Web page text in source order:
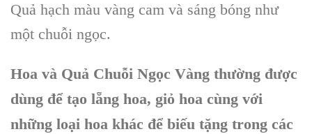
Quả hạch màu vàng cam và sáng bóng như
một chuỗi ngọc.
Hoa và Quả Chuỗi Ngọc Vàng thường được
dùng để tạo lẵng hoa, giỏ hoa cùng với
những loại hoa khác để biếu tặng trong các